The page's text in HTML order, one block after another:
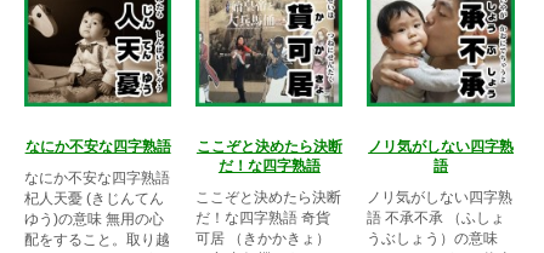
なにか不安な四字熟語
なにか不安な四字熟語
杞人天憂 (きじんてん
ゆう)の意味 無用の心
配をすること。取り越
ここぞと決めたら決断
だ！な四字熟語
ここぞと決めたら決断
だ！な四字熟語 奇貨
可居 （きかかきょ）
ノリ気がしない四字熟
語
ノリ気がしない四字熟
語 不承不承 （ふしょ
うぶしょう）の意味